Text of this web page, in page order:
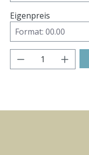
Eigenpreis
Produkt